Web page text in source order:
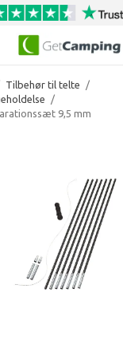
Tilbehør til telte
/
/
9,5 mm